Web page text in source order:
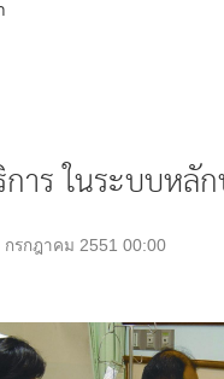
ร ในระบบหลั
กรกฎาคม 2551 00:00